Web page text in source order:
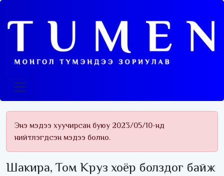
Энэ мэдээ хуучирсан буюу 2023/05/10-нд
нийтлэгдсэн мэдээ болно.
Шакира, Том Круз хоёр болздог байж